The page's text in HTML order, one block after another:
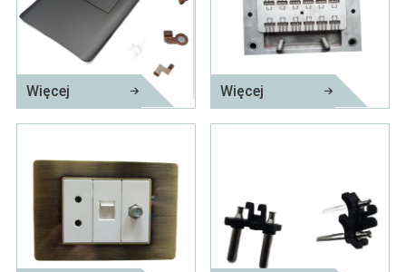
Więcej
Część gniazda
Więcej
Uchwyt z formą wtryskową do gwintów